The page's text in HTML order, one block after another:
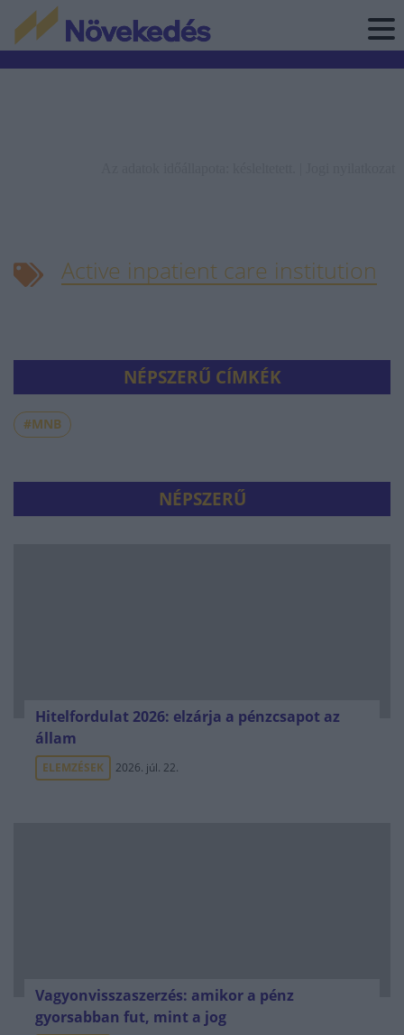
Active inpatient care institution
NÉPSZERŰ CÍMKÉK
#MNB
NÉPSZERŰ
Hitelfordulat 2026: elzárja a pénzcsapot az
állam
ELEMZÉSEK 2026. júl. 22.
Vagyonvisszaszerzés: amikor a pénz
gyorsabban fut, mint a jog